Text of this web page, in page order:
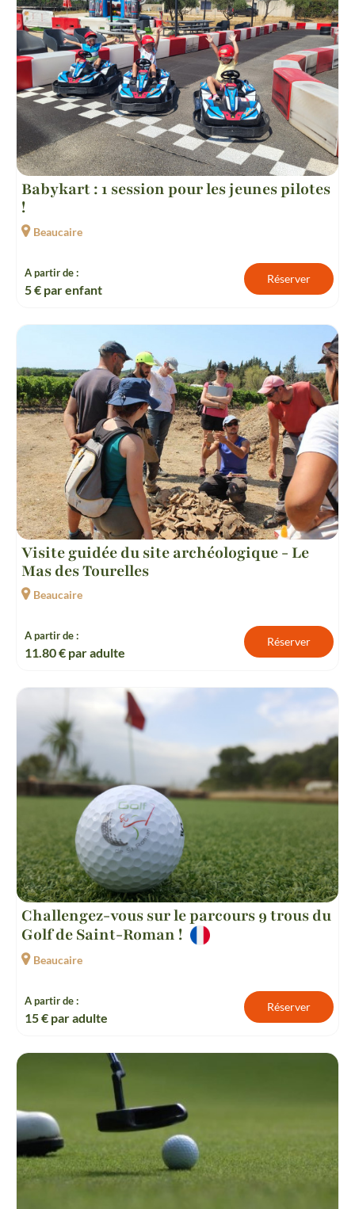
Babykart : 1 session pour les jeunes pilotes
!
Beaucaire
A partir de :
5€ par enfant
Réserver
Visite guidée du site archéologique - Le
Mas des Tourelles
Beaucaire
A partir de :
11.80€ par adulte
Réserver
Challengez-vous sur le parcours 9 trous du
Golf de Saint-Roman !
Beaucaire
A partir de :
15€ par adulte
Réserver